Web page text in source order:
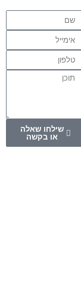
שילחו שאלה
או בקשה